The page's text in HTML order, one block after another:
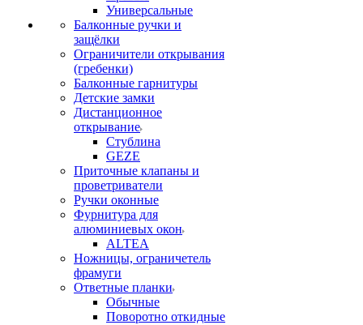
Универсальные
Балконные ручки и
защёлки
Ограничители открывания
(гребенки)
Балконные гарнитуры
Детские замки
Дистанционное
открывание
Стублина
GEZE
Приточные клапаны и
проветриватели
Ручки оконные
Фурнитура для
алюминиевых окон
ALTEA
Ножницы, ограничетель
фрамуги
Ответные планки
Обычные
Поворотно откидные